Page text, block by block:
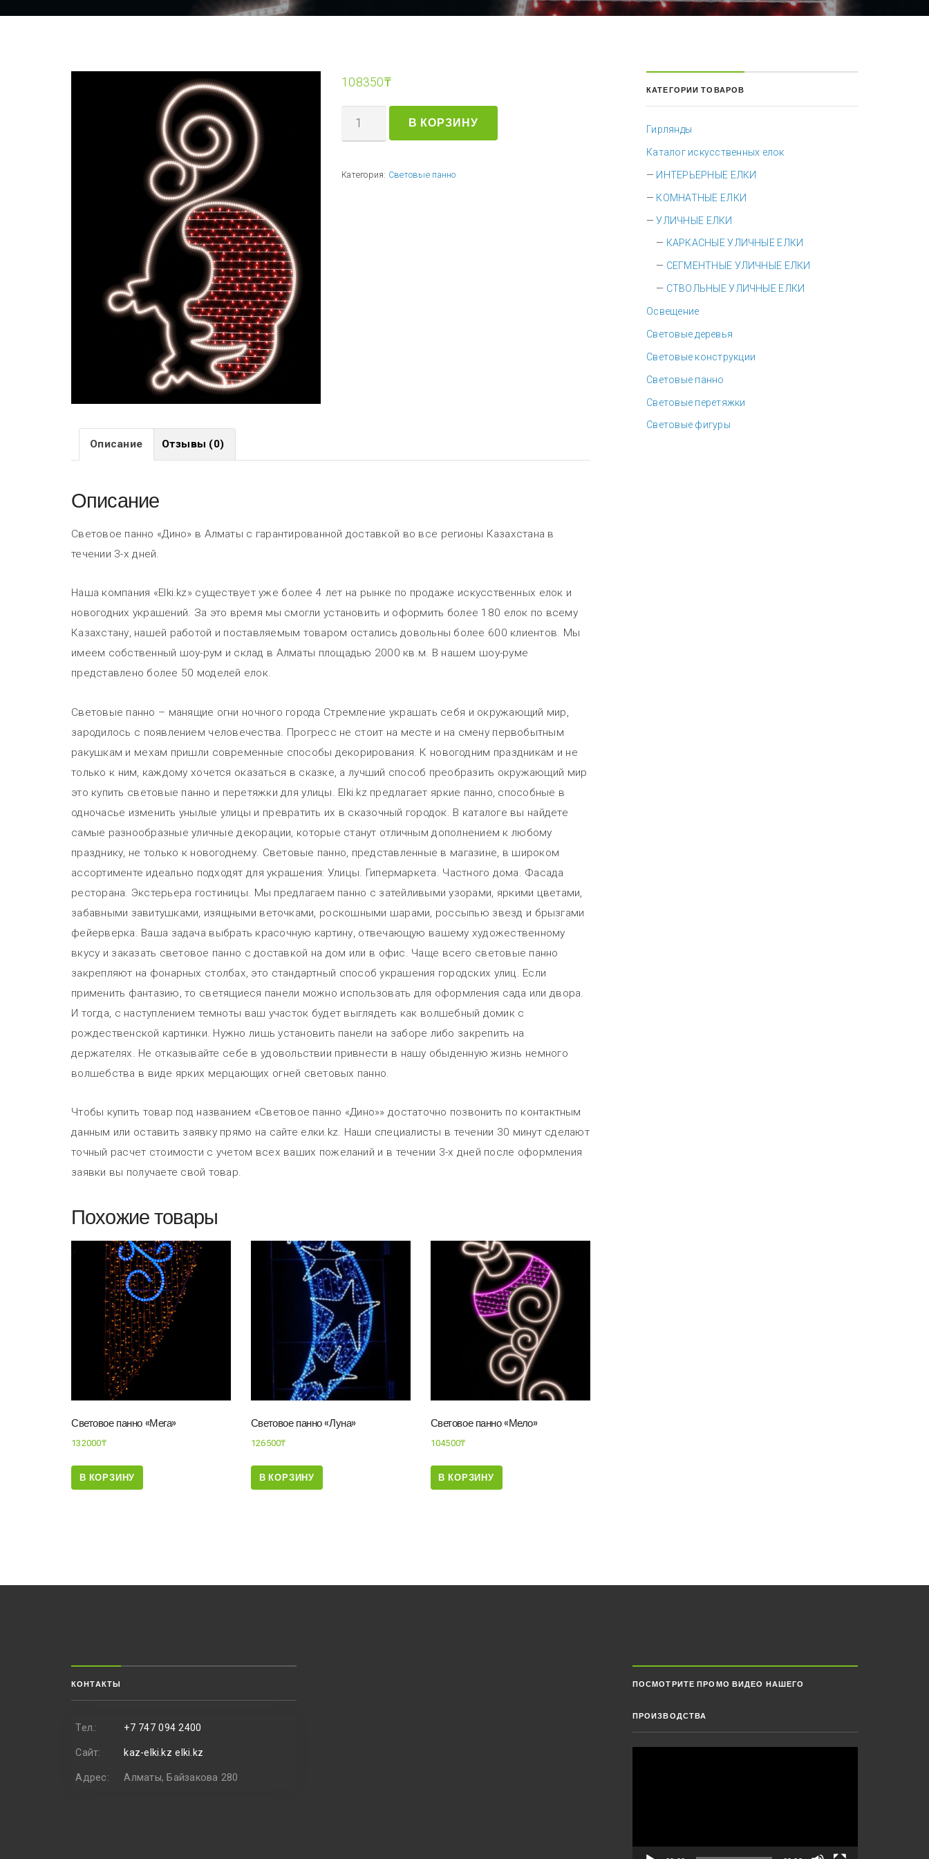
108350₸
В КОРЗИНУ
Категория: Световые панно
Описание Отзывы (0)
Описание
Световое панно «Дино» в Алматы с гарантированной доставкой во все регионы Казахстана в
течении 3-х дней.
Наша компания «Elki.kz» существует уже более 4 лет на рынке по продаже искусственных елок и
новогодних украшений. За это время мы смогли установить и оформить более 180 елок по всему
Казахстану, нашей работой и поставляемым товаром остались довольны более 600 клиентов. Мы
имеем собственный шоу-рум и склад в Алматы площадью 2000 кв.м. В нашем шоу-руме
представлено более 50 моделей елок.
Световые панно – манящие огни ночного города Стремление украшать себя и окружающий мир,
зародилось с появлением человечества. Прогресс не стоит на месте и на смену первобытным
ракушкам и мехам пришли современные способы декорирования. К новогодним праздникам и не
только к ним, каждому хочется оказаться в сказке, а лучший способ преобразить окружающий мир
это купить световые панно и перетяжки для улицы. Elki.kz предлагает яркие панно, способные в
одночасье изменить унылые улицы и превратить их в сказочный городок. В каталоге вы найдете
самые разнообразные уличные декорации, которые станут отличным дополнением к любому
празднику, не только к новогоднему. Световые панно, представленные в магазине, в широком
ассортименте идеально подходят для украшения: Улицы. Гипермаркета. Частного дома. Фасада
ресторана. Экстерьера гостиницы. Мы предлагаем панно с затейливыми узорами, яркими цветами,
забавными завитушками, изящными веточками, роскошными шарами, россыпью звезд и брызгами
фейерверка. Ваша задача выбрать красочную картину, отвечающую вашему художественному
вкусу и заказать световое панно с доставкой на дом или в офис. Чаще всего световые панно
закрепляют на фонарных столбах, это стандартный способ украшения городских улиц. Если
применить фантазию, то светящиеся панели можно использовать для оформления сада или двора.
И тогда, с наступлением темноты ваш участок будет выглядеть как волшебный домик с
рождественской картинки. Нужно лишь установить панели на заборе либо закрепить на
держателях. Не отказывайте себе в удовольствии привнести в нашу обыденную жизнь немного
волшебства в виде ярких мерцающих огней световых панно.
Чтобы купить товар под названием «Световое панно «Дино»» достаточно позвонить по контактным
данным или оставить заявку прямо на сайте елки.kz. Наши специалисты в течении 30 минут сделают
точный расчет стоимости с учетом всех ваших пожеланий и в течении 3-х дней после оформления
заявки вы получаете свой товар.
Похожие товары
Световое панно «Мега»
132000₸
В КОРЗИНУ
Световое панно «Луна»
126500₸
В КОРЗИНУ
Световое панно «Мело»
104500₸
В КОРЗИНУ
КАТЕГОРИИ ТОВАРОВ
Гирлянды
Каталог искусственных елок
ИНТЕРЬЕРНЫЕ ЕЛКИ
КОМНАТНЫЕ ЕЛКИ
УЛИЧНЫЕ ЕЛКИ
КАРКАСНЫЕ УЛИЧНЫЕ ЕЛКИ
СЕГМЕНТНЫЕ УЛИЧНЫЕ ЕЛКИ
СТВОЛЬНЫЕ УЛИЧНЫЕ ЕЛКИ
Освещение
Световые деревья
Световые конструкции
Световые панно
Световые перетяжки
Световые фигуры
КОНТАКТЫ
Тел.: +7 747 094 2400
Сайт: kaz-elki.kz elki.kz
Адрес: Алматы, Байзакова 280
ПОСМОТРИТЕ ПРОМО ВИДЕО НАШЕГО
ПРОИЗВОДСТВА